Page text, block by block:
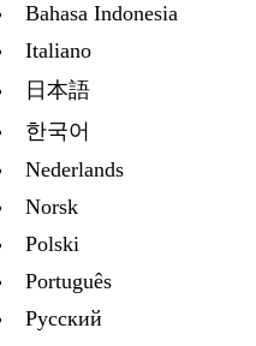
Bahasa Indonesia
Italiano
日本語
한국어
Nederlands
Norsk
Polski
Português
Русский